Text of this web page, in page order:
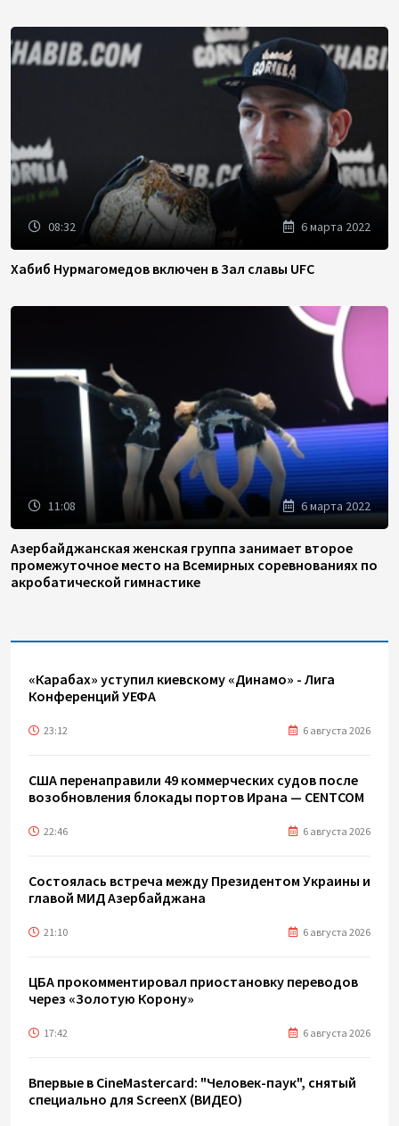
08:32 6 марта 2022
Хабиб Нурмагомедов включен в Зал славы UFC
11:08 6 марта 2022
Азербайджанская женская группа занимает второе
промежуточное место на Всемирных соревнованиях по
акробатической гимнастике
«Карабах» уступил киевскому «Динамо» - Лига
Конференций УЕФА
23:12 6 августа 2026
США перенаправили 49 коммерческих судов после
возобновления блокады портов Ирана — CENTCOM
22:46 6 августа 2026
Состоялась встреча между Президентом Украины и
главой МИД Азербайджана
21:10 6 августа 2026
ЦБА прокомментировал приостановку переводов
через «Золотую Корону»
17:42 6 августа 2026
Впервые в CineMastercard: "Человек-паук", снятый
специально для ScreenX (ВИДЕО)